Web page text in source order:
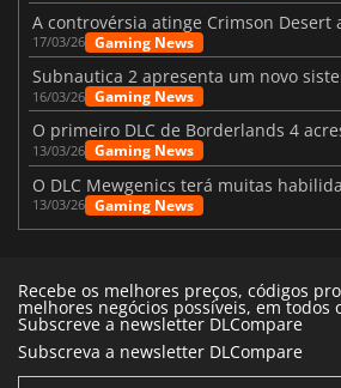
17/03/26 Gaming News
16/03/26 Gaming News
13/03/26 Gaming News
O DLC Mewgenics terá muitas
13/03/26 Gaming News
Recebe os melhores preços, códigos
melhores negócios possíveis, em todos
Subscreve a newsletter DLCompare
Subscreva a newsletter DLCompare